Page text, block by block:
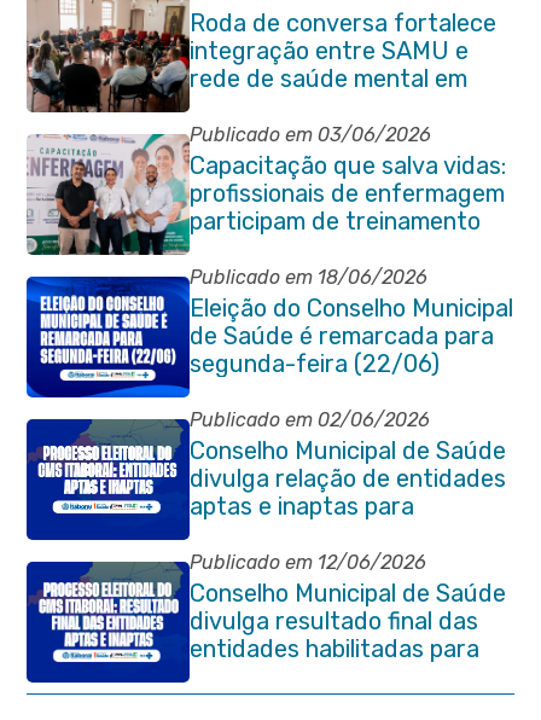
Roda de conversa fortalece
integração entre SAMU e
rede de saúde mental em
Itaboraí
Publicado em 03/06/2026
Capacitação que salva vidas:
profissionais de enfermagem
participam de treinamento
em primeiros socorros em
Itaboraí
Publicado em 18/06/2026
Eleição do Conselho Municipal
de Saúde é remarcada para
segunda-feira (22/06)
Publicado em 02/06/2026
Conselho Municipal de Saúde
divulga relação de entidades
aptas e inaptas para
processo eleitoral do
quadriênio 2026-2030
Publicado em 12/06/2026
Conselho Municipal de Saúde
divulga resultado final das
entidades habilitadas para
eleição do quadriênio 2026-
2030